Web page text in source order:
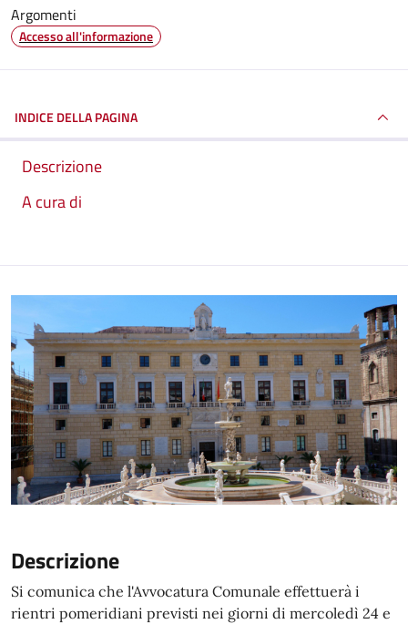
Argomenti
Accesso all'informazione
INDICE DELLA PAGINA
Descrizione
A cura di
Descrizione
Si comunica che l'Avvocatura Comunale effettuerà i
rientri pomeridiani previsti nei giorni di mercoledì 24 e